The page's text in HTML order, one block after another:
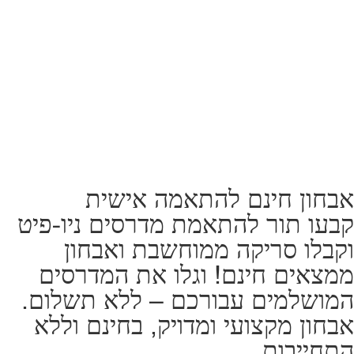
אבחון חינם להתאמה אישית
קבעו תור להתאמת מדרסים ניו-פיט
וקבלו סריקה ממוחשבת ואבחון
ממצאים חינם! וגלו את המדרסים
המושלמים עבורכם – ללא תשלום.
אבחון מקצועי ומדויק, בחינם וללא